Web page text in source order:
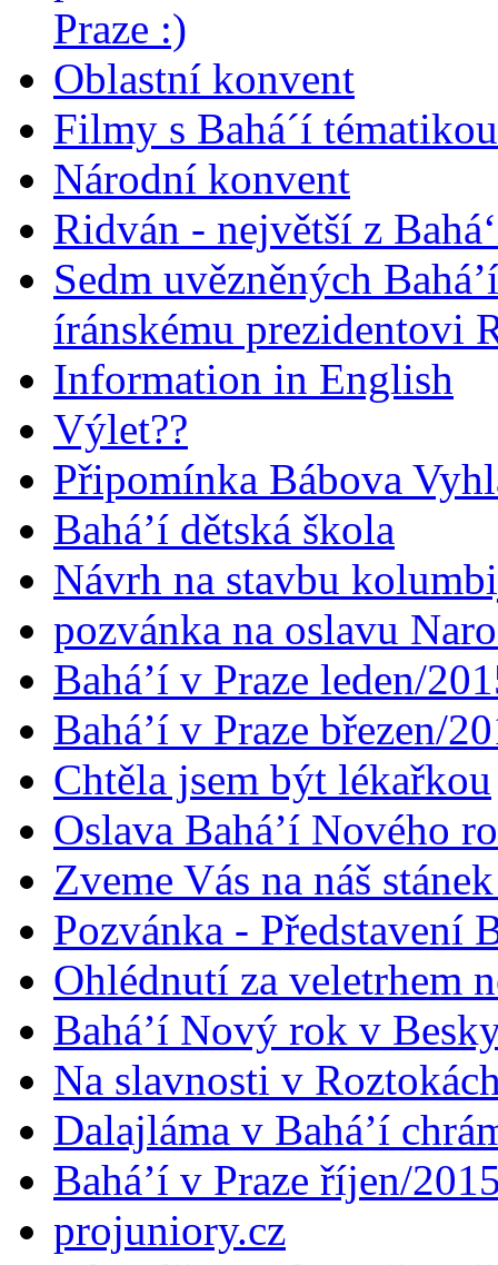
Praze :)
Oblastní konvent
Filmy s Bahá´í
Národní konvent
Ridván - největší z
Sedm uvězněných
íránskému prezidentovi
Information in English
Výlet??
Připomínka Bábova
Bahá’í dětská škola
Návrh na stavbu
pozvánka na oslavu
Bahá’í v Praze leden/
Bahá’í v Praze březen/
Chtěla jsem být lékařkou
Oslava Bahá’í Nového
Zveme Vás na náš
Pozvánka - Představení
Ohlédnutí za veletrhem
Bahá’í Nový rok v
Na slavnosti v
Dalajláma v Bahá’í
Bahá’í v Praze říjen/
projuniory.cz